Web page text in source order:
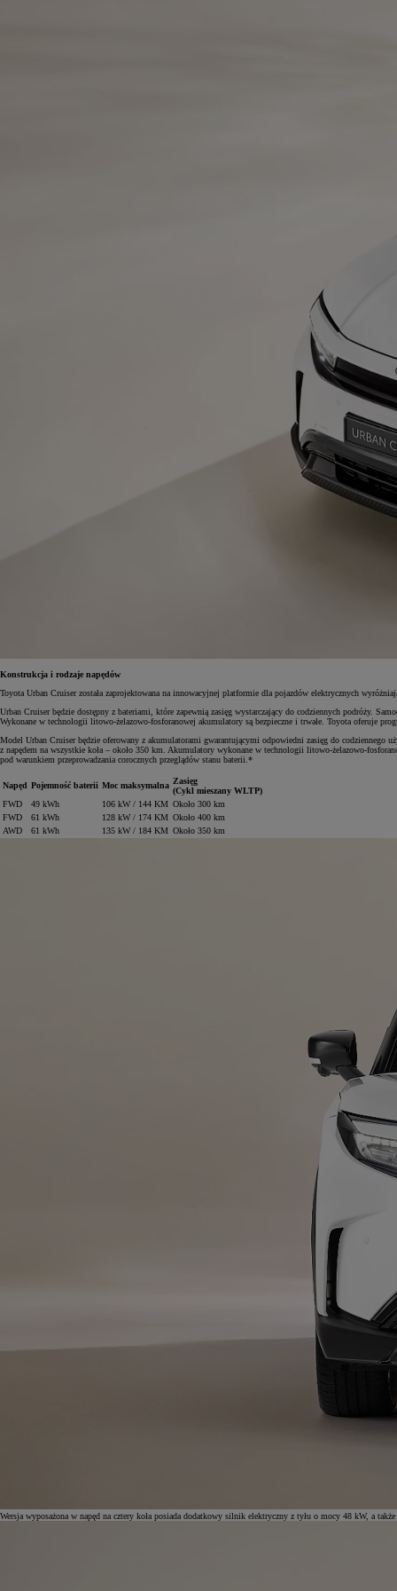
Konstrukcja i rodzaje napędów
Toyota Urban Cruiser została zaprojektowana na innowacyjnej platformie dla pojazdów elektrycznych
Urban Cruiser będzie dostępny z bateriami, które zapewnią zasięg wystarczający do codziennych podróży.
Wykonane w technologii litowo-żelazowo-fosforanowej akumulatory są bezpieczne i trwałe. Toyota oferuje
Model Urban Cruiser będzie oferowany z akumulatorami gwarantującymi odpowiedni zasięg do codziennego
z napędem na wszystkie koła – około 350 km. Akumulatory wykonane w technologii litowo-żelazowo-
pod warunkiem przeprowadzania corocznych przeglądów stanu baterii.*
Napęd Pojemność baterii Moc maksymalna Zasięg
(Cykl mieszany WLTP)
FWD
49 kWh 106 kW / 144 KM Około 300 km
FWD
61 kWh 128 kW / 174 KM Około 400 km
AWD
61 kWh 135 kW / 184 KM Około 350 km
Wersja wyposażona w napęd na cztery koła posiada dodatkowy silnik elektryczny z tyłu o mocy 48 kW, a